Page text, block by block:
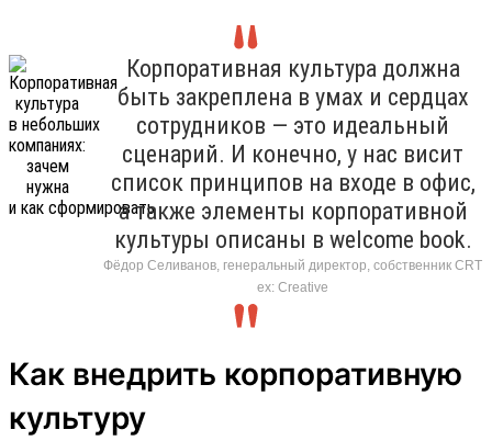
Корпоративная культура должна
быть закреплена в умах и сердцах
сотрудников — это идеальный
сценарий. И конечно, у нас висит
список принципов на входе в офис,
а также элементы корпоративной
культуры описаны в welcome book.
Фёдор Селиванов, генеральный директор, собственник CRT
ex: Creative
Как внедрить корпоративную
культуру